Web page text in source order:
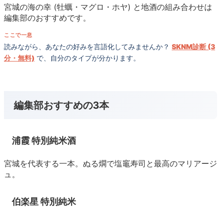
宮城の海の幸 (牡蠣・マグロ・ホヤ) と地酒の組み合わせは
編集部のおすすめです。
ここで一息
読みながら、あなたの好みを言語化してみませんか？ SKNM診断 (3
分・無料) で、自分のタイプが分かります。
編集部おすすめの3本
浦霞 特別純米酒
宮城を代表する一本。ぬる燗で塩竈寿司と最高のマリアージ
ュ。
伯楽星 特別純米